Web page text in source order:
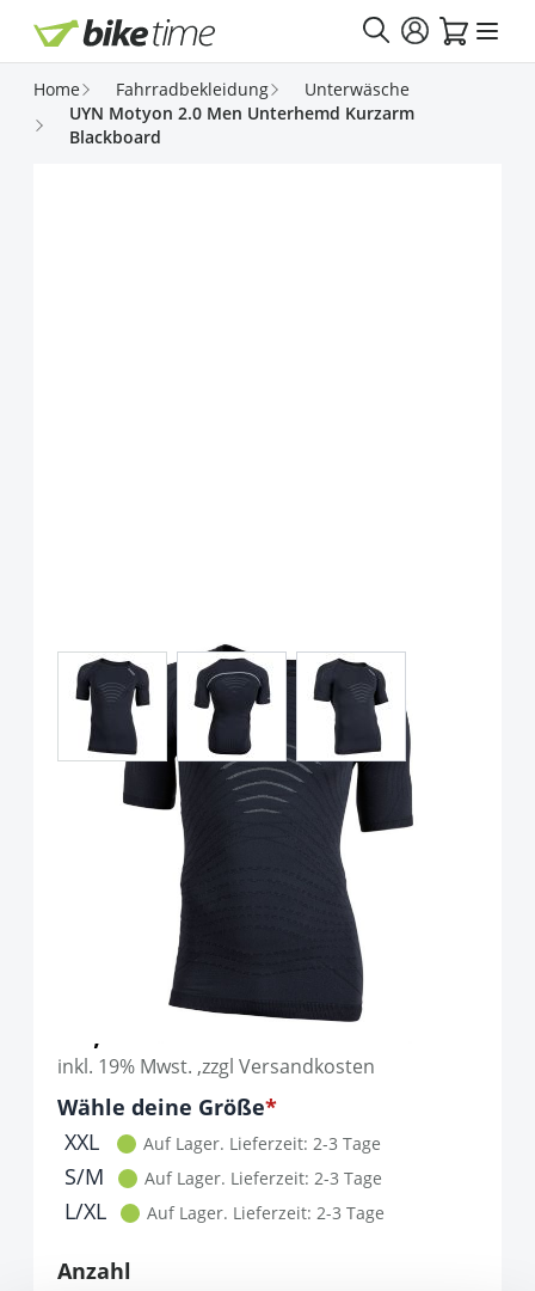
Direkt zum Inhalt
Home Fahrradbekleidung
Unterwäsche
UYN Motyon 2.0 Men Unterhemd Kurzarm
Blackboard
UYN Motyon 2.0 Men
Unterhemd Kurzarm
Blackboard
P88742
inkl. 19% Mwst. ,zzgl Versandkosten
Optionen
Wähle deine Größe
It is required to select one of the available
XXL Auf Lager. Lieferzeit: 2-3 Tage
S/M Auf Lager. Lieferzeit: 2-3 Tage
L/XL Auf Lager. Lieferzeit: 2-3 Tage
Anzahl
View larger imageView larger imageView larger image